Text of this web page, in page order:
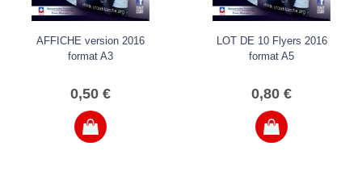
AFFICHE version 2016
format A3
0,50 €
LOT DE 10 Flyers 2016
format A5
0,80 €